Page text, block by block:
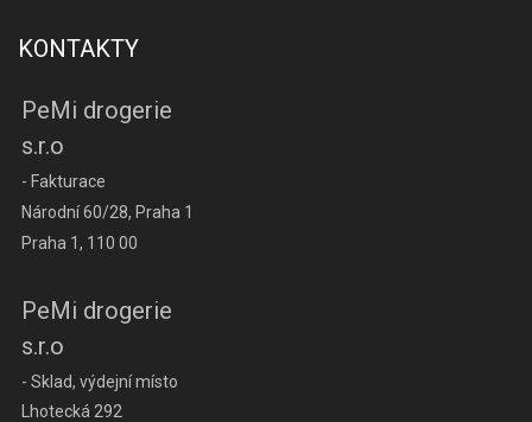
KONTAKTY
PeMi drogerie
s.r.o
- Fakturace
Národní 60/28, Praha 1
Praha 1, 110 00
PeMi drogerie
s.r.o
- Sklad, výdejní místo
Lhotecká 292